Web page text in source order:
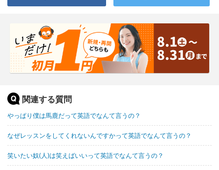
関連する質問
やっぱり僕は馬鹿だって英語でなんて言うの？
なぜレッスンをしてくれないんですかって英語でなんて言うの？
笑いたい奴(人)は笑えばいいって英語でなんて言うの？